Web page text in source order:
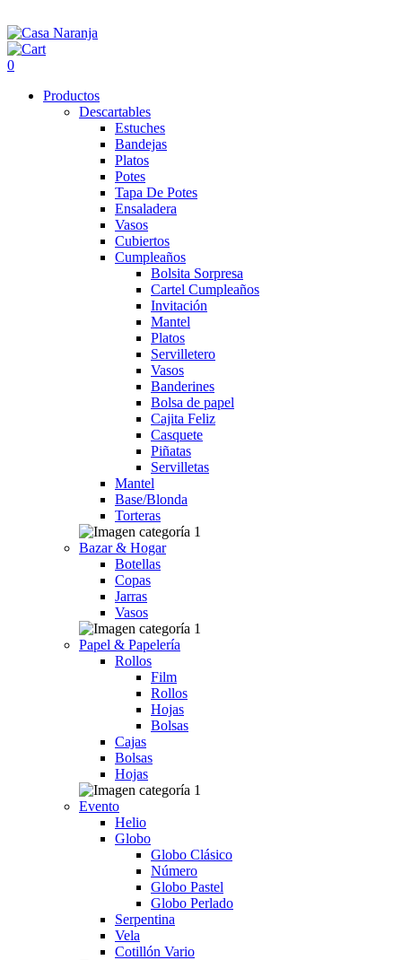
0
Productos
Descartables
Estuches
Bandejas
Platos
Potes
Tapa De Potes
Ensaladera
Vasos
Cubiertos
Cumpleaños
Bolsita Sorpresa
Cartel Cumpleaños
Invitación
Mantel
Platos
Servilletero
Vasos
Banderines
Bolsa de papel
Cajita Feliz
Casquete
Piñatas
Servilletas
Mantel
Base/Blonda
Torteras
Bazar & Hogar
Botellas
Copas
Jarras
Vasos
Papel & Papelería
Rollos
Film
Rollos
Hojas
Bolsas
Cajas
Bolsas
Hojas
Evento
Helio
Globo
Globo Clásico
Número
Globo Pastel
Globo Perlado
Serpentina
Vela
Cotillón Vario